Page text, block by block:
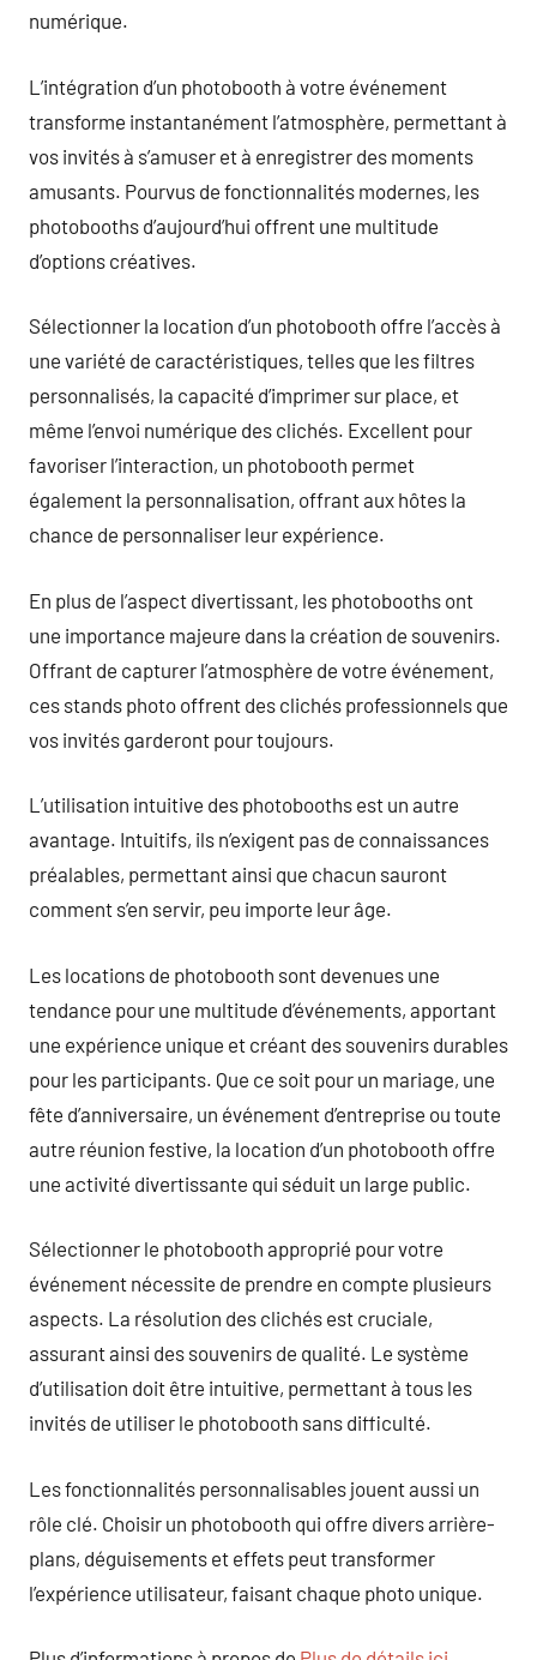
numérique.
L’intégration d’un photobooth à votre événement
transforme instantanément l’atmosphère, permettant à
vos invités à s’amuser et à enregistrer des moments
amusants. Pourvus de fonctionnalités modernes, les
photobooths d’aujourd’hui offrent une multitude
d’options créatives.
Sélectionner la location d’un photobooth offre l’accès à
une variété de caractéristiques, telles que les filtres
personnalisés, la capacité d’imprimer sur place, et
même l’envoi numérique des clichés. Excellent pour
favoriser l’interaction, un photobooth permet
également la personnalisation, offrant aux hôtes la
chance de personnaliser leur expérience.
En plus de l’aspect divertissant, les photobooths ont
une importance majeure dans la création de souvenirs.
Offrant de capturer l’atmosphère de votre événement,
ces stands photo offrent des clichés professionnels que
vos invités garderont pour toujours.
L’utilisation intuitive des photobooths est un autre
avantage. Intuitifs, ils n’exigent pas de connaissances
préalables, permettant ainsi que chacun sauront
comment s’en servir, peu importe leur âge.
Les locations de photobooth sont devenues une
tendance pour une multitude d’événements, apportant
une expérience unique et créant des souvenirs durables
pour les participants. Que ce soit pour un mariage, une
fête d’anniversaire, un événement d’entreprise ou toute
autre réunion festive, la location d’un photobooth offre
une activité divertissante qui séduit un large public.
Sélectionner le photobooth approprié pour votre
événement nécessite de prendre en compte plusieurs
aspects. La résolution des clichés est cruciale,
assurant ainsi des souvenirs de qualité. Le système
d’utilisation doit être intuitive, permettant à tous les
invités de utiliser le photobooth sans difficulté.
Les fonctionnalités personnalisables jouent aussi un
rôle clé. Choisir un photobooth qui offre divers arrière-
plans, déguisements et effets peut transformer
l’expérience utilisateur, faisant chaque photo unique.